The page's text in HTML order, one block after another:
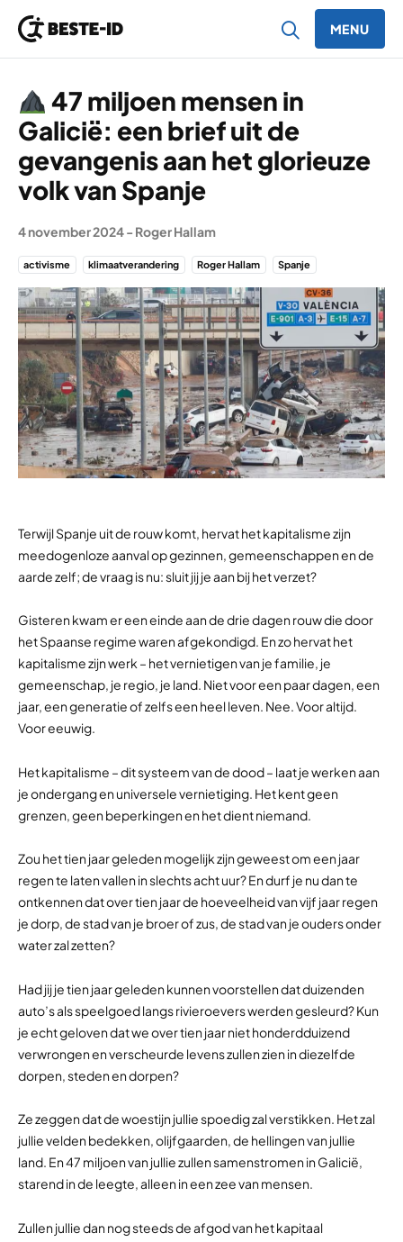
MENU
47 miljoen mensen in
Galicië: een brief uit de
gevangenis aan het glorieuze
volk van Spanje
4 november 2024-Roger Hallam
activisme klimaatverandering Roger Hallam Spanje
Terwijl Spanje uit de rouw komt, hervat het kapitalisme zijn
meedogenloze aanval op gezinnen, gemeenschappen en de
aarde zelf; de vraag is nu: sluit jij je aan bij het verzet?
Gisteren kwam er een einde aan de drie dagen rouw die door
het Spaanse regime waren afgekondigd. En zo hervat het
kapitalisme zijn werk – het vernietigen van je familie, je
gemeenschap, je regio, je land. Niet voor een paar dagen, een
jaar, een generatie of zelfs een heel leven. Nee. Voor altijd.
Voor eeuwig.
Het kapitalisme – dit systeem van de dood – laat je werken aan
je ondergang en universele vernietiging. Het kent geen
grenzen, geen beperkingen en het dient niemand.
Zou het tien jaar geleden mogelijk zijn geweest om een jaar
regen te laten vallen in slechts acht uur? En durf je nu dan te
ontkennen dat over tien jaar de hoeveelheid van vijf jaar regen
je dorp, de stad van je broer of zus, de stad van je ouders onder
water zal zetten?
Had jij je tien jaar geleden kunnen voorstellen dat duizenden
auto’s als speelgoed langs rivieroevers werden gesleurd? Kun
je echt geloven dat we over tien jaar niet honderdduizend
verwrongen en verscheurde levens zullen zien in diezelfde
dorpen, steden en dorpen?
Ze zeggen dat de woestijn jullie spoedig zal verstikken. Het zal
jullie velden bedekken, olijfgaarden, de hellingen van jullie
land. En 47 miljoen van jullie zullen samenstromen in Galicië,
starend in de leegte, alleen in een zee van mensen.
Zullen jullie dan nog steeds de afgod van het kapitaal